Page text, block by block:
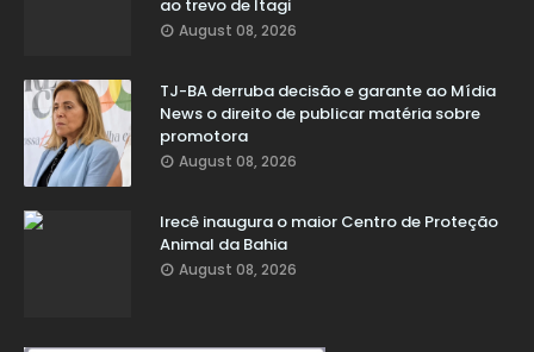
ao trevo de Itagi
August 08, 2026
TJ-BA derruba decisão e garante ao Mídia
News o direito de publicar matéria sobre
promotora
August 08, 2026
Irecê inaugura o maior Centro de Proteção
Animal da Bahia
August 08, 2026